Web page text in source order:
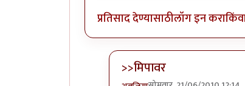
प्रतिसाद देण्यासाठीलॉग इन करा
>>मिपावर